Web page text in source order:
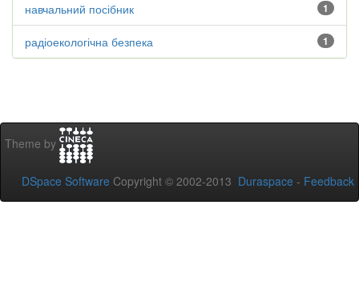
1
навчальний посібник
1
радіоекологічна безпека
Theme by
DSpace Software Copyright © 2002-2013 Duraspace - Feedback